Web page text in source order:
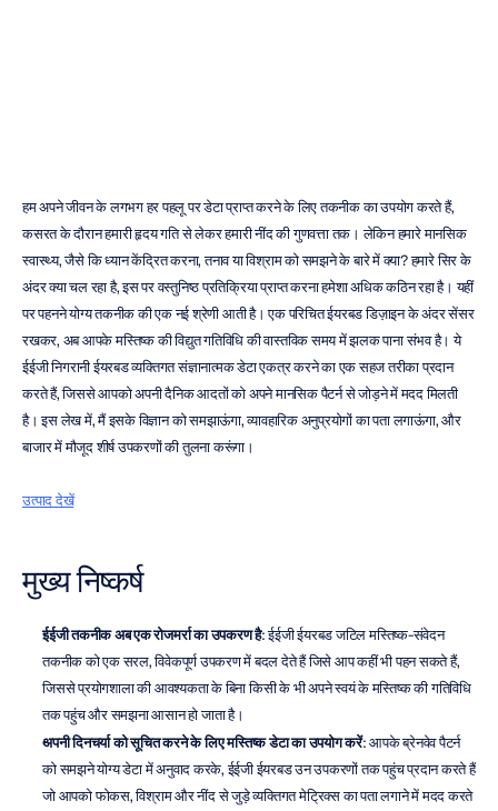
हम अपने जीवन के लगभग हर पहलू पर डेटा प्राप्त करने के लिए तकनीक का उपयोग करते हैं,
कसरत के दौरान हमारी हृदय गति से लेकर हमारी नींद की गुणवत्ता तक। लेकिन हमारे मानसिक
स्वास्थ्य, जैसे कि ध्यान केंद्रित करना, तनाव या विश्राम को समझने के बारे में क्या? हमारे सिर के
अंदर क्या चल रहा है, इस पर वस्तुनिष्ठ प्रतिक्रिया प्राप्त करना हमेशा अधिक कठिन रहा है। यहीं
पर पहनने योग्य तकनीक की एक नई श्रेणी आती है। एक परिचित ईयरबड डिज़ाइन के अंदर सेंसर
रखकर, अब आपके मस्तिष्क की विद्युत गतिविधि की वास्तविक समय में झलक पाना संभव है। ये
ईईजी निगरानी ईयरबड व्यक्तिगत संज्ञानात्मक डेटा एकत्र करने का एक सहज तरीका प्रदान
करते हैं, जिससे आपको अपनी दैनिक आदतों को अपने मानसिक पैटर्न से जोड़ने में मदद मिलती
है। इस लेख में, मैं इसके विज्ञान को समझाऊंगा, व्यावहारिक अनुप्रयोगों का पता लगाऊंगा, और
बाजार में मौजूद शीर्ष उपकरणों की तुलना करूंगा।
उत्पाद देखें
मुख्य निष्कर्ष
ईईजी तकनीक अब एक रोजमर्रा का उपकरण है: ईईजी ईयरबड जटिल मस्तिष्क-संवेदन
तकनीक को एक सरल, विवेकपूर्ण उपकरण में बदल देते हैं जिसे आप कहीं भी पहन सकते हैं,
जिससे प्रयोगशाला की आवश्यकता के बिना किसी के भी अपने स्वयं के मस्तिष्क की गतिविधि
तक पहुंच और समझना आसान हो जाता है।
अपनी दिनचर्या को सूचित करने के लिए मस्तिष्क डेटा का उपयोग करें: आपके ब्रेनवेव पैटर्न
को समझने योग्य डेटा में अनुवाद करके, ईईजी ईयरबड उन उपकरणों तक पहुंच प्रदान करते हैं
जो आपको फोकस, विश्राम और नींद से जुड़े व्यक्तिगत मेट्रिक्स का पता लगाने में मदद करते